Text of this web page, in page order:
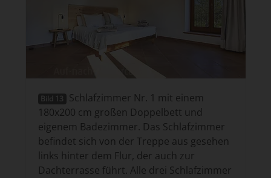
Bild 13
Schlafzimmer Nr. 1 mit einem
180x200 cm großen Doppelbett und
eigenem Badezimmer. Das Schlafzimmer
befindet sich von der Treppe aus gesehen
links hinter dem Flur, der auch zur
Dachterrasse führt. Alle drei Schlafzimmer